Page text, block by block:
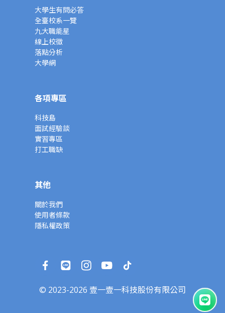
大學生有問必答
全臺校系一覽
九大職能星
線上校徵
落點分析
大學網
各項專區
科技島
面試經驗談
實習專區
打工職缺
其他
關於我們
使用者條款
隱私權政策
© 2023-2026 壹一壹一科技股份有限公司